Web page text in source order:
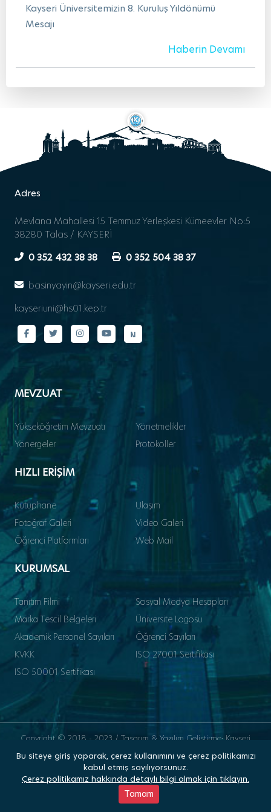
Kayseri Üniversitemizin 8. Kuruluş Yıldönümü
Mesajı
Haberin Devamı
Adres
Mevlana Mahallesi 15 Temmuz Yerleşkesi Kümeevler No:5
38280 Talas / KAYSERİ
0 352 432 38 38
0 352 504 38 37
basinyayin@kayseri.edu.tr
kayseriuni@hs01.kep.tr
MEVZUAT
Yükseköğretim Mevzuatı
Yönetmelikler
Yönergeler
Protokoller
HIZLI ERİŞİM
Kütüphane
Ulaşım
Fotoğraf Galeri
Video Galeri
Öğrenci Platformları
Web Mail
KURUMSAL
Tanıtım Filmi
Sosyal Medya Hesapları
Marka Tescil Belgeleri
Üniversite Logosu
Akademik Personel Sayıları
Öğrenci Sayıları
KVKK
ISO 27001 Sertifikası
ISO 50001 Sertifikası
Copyright © 2018 - 2023 / Tasarım & Yazılım Geliştirme: Kayseri
Bu siteye giriş yaparak, çerez kullanımını ve çerez politikamızı
kabul etmiş sayılıyorsunuz.
Çerez politikamız hakkında detaylı bilgi almak için tıklayın.
Tamam
Kişisel Verileri Koruma Kanunu (KVKK)